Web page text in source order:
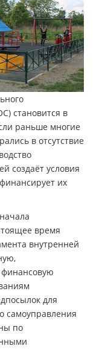
становится в
раньше многие
в отсутствие
создаёт условия
их
время
внутренней
для
самоуправления
по